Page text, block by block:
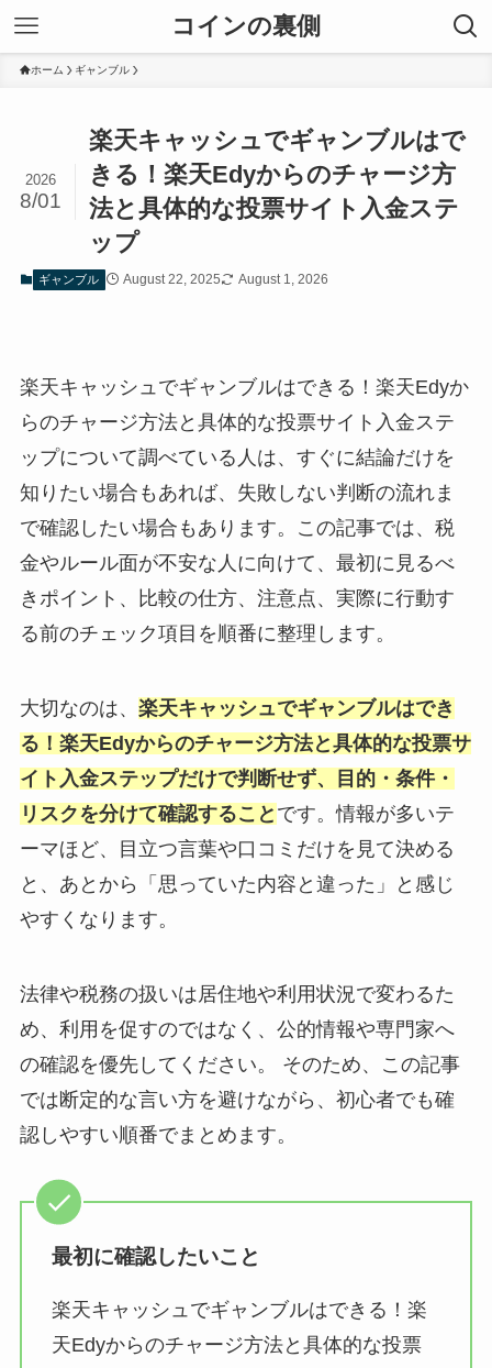
コインの裏側
ホーム ギャンブル
楽天キャッシュでギャンブルはで
きる！楽天Edyからのチャージ方
法と具体的な投票サイト入金ステ
ップ
2026
8/01
ギャンブル August 22, 2025 August 1, 2026
楽天キャッシュでギャンブルはできる！楽天Edyか
らのチャージ方法と具体的な投票サイト入金ステ
ップについて調べている人は、すぐに結論だけを
知りたい場合もあれば、失敗しない判断の流れま
で確認したい場合もあります。この記事では、税
金やルール面が不安な人に向けて、最初に見るべ
きポイント、比較の仕方、注意点、実際に行動す
る前のチェック項目を順番に整理します。
大切なのは、 楽天キャッシュでギャンブルはでき
る！楽天Edyからのチャージ方法と具体的な投票サ
イト入金ステップだけで判断せず、目的・条件・
リスクを分けて確認すること です。情報が多いテ
ーマほど、目立つ言葉や口コミだけを見て決める
と、あとから「思っていた内容と違った」と感じ
やすくなります。
法律や税務の扱いは居住地や利用状況で変わるた
め、利用を促すのではなく、公的情報や専門家へ
の確認を優先してください。 そのため、この記事
では断定的な言い方を避けながら、初心者でも確
認しやすい順番でまとめます。
最初に確認したいこと
楽天キャッシュでギャンブルはできる！楽
天Edyからのチャージ方法と具体的な投票